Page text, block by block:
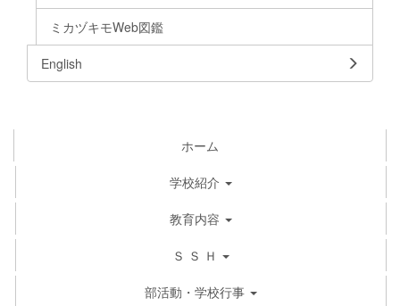
ミカヅキモWeb図鑑
English
ホーム
学校紹介
教育内容
Ｓ Ｓ Ｈ
部活動・学校行事